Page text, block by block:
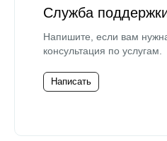
Служба
Напишите, если вам
консультация по услугам.
Написать